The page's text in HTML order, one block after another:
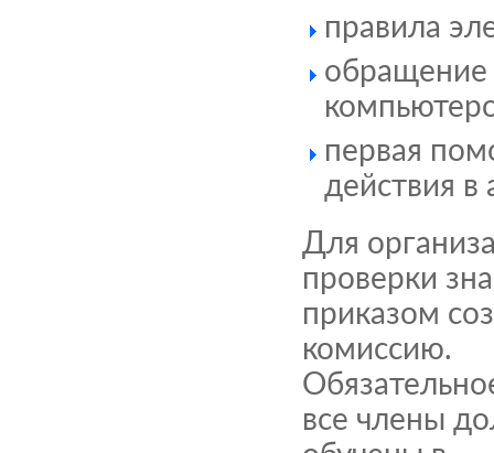
правила
обращение
первая
действия в
Для
проверки
приказом
комиссию.
все члены